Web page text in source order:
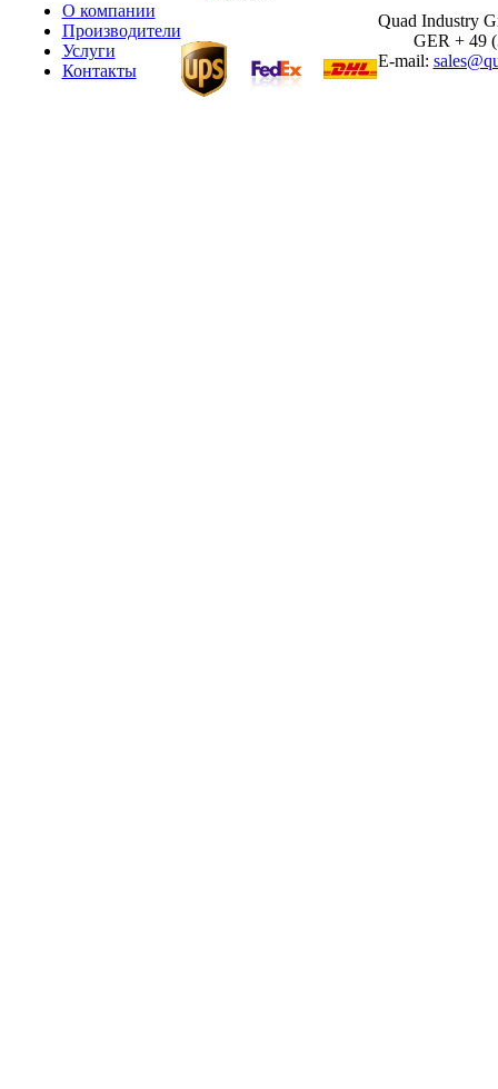
О компании
Производители
Услуги
Контакты
Quad Industry
GER + 49
E-mail: